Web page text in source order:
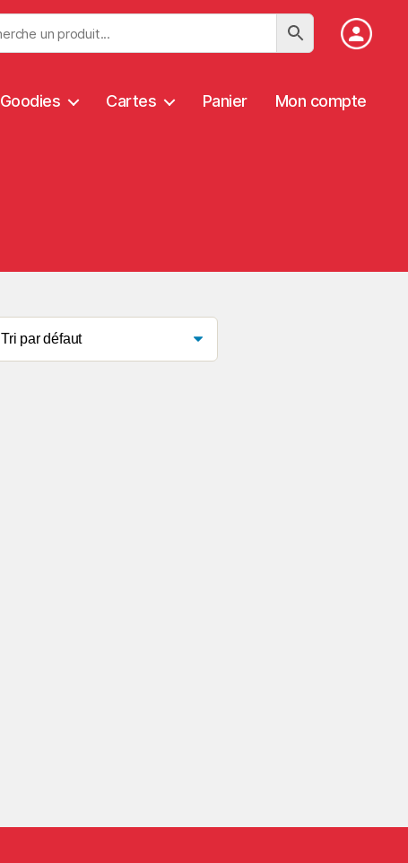
Goodies Cartes Panier Mon compte